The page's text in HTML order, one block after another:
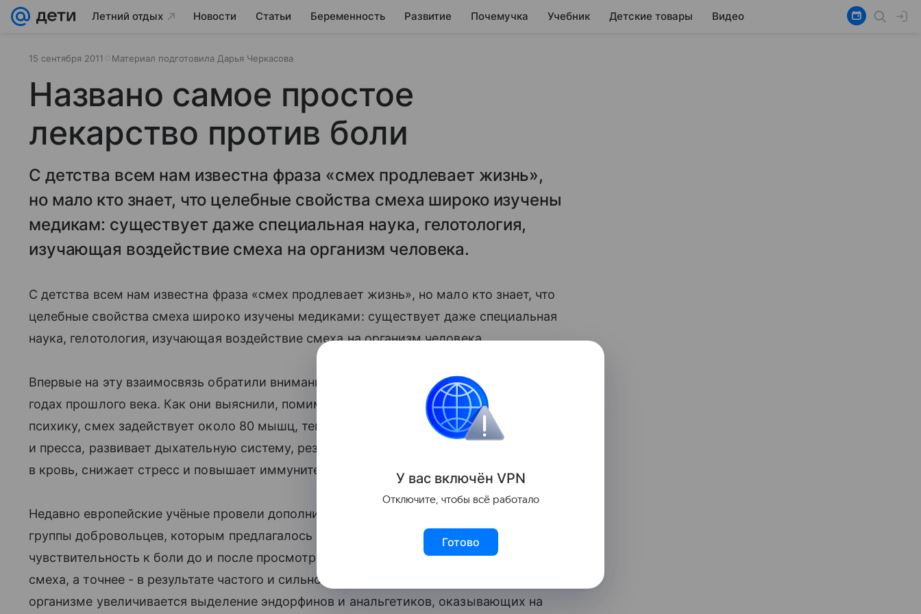
Летний отдых Новости Статьи Беременность Развитие Почемучка Учебник Детские товары Видео
15 сентября 2011 Материал подготовила Дарья Черкасова
Названо самое простое
лекарство против боли
С детства всем нам известна фраза «смех продлевает жизнь»,
но мало кто знает, что целебные свойства смеха широко изучены
медикам: существует даже специальная наука, гелотология,
изучающая воздействие смеха на организм человека.
С детства всем нам известна фраза «смех продлевает жизнь», но мало кто знает, что
целебные свойства смеха широко изучены медиками: существует даже специальная
наука, гелотология, изучающая воздействие смеха на организм человека.
Впервые на эту взаимосвязь обратили внимание американские учёные ещё в 70-х
годах прошлого века. Как они выяснили, помимо положительного воздействия на
психику, смех задействует около 80 мышц, тем самым укрепляя мышцы груди, плеч
и пресса, развивает дыхательную систему, резко увеличивая поступление кислорода
в кровь, снижает стресс и повышает иммунитет.
Недавно европейские учёные провели дополнительное исследование с участием
группы добровольцев, которым предлагалось выполнить некоторые тесты на
чувствительность к боли до и после просмотра комедий. Как оказалось, в процессе
смеха, а точнее - в результате частого и сильного выхода воздуха из лёгких, в
организме увеличивается выделение эндорфинов и анальгетиков, оказывающих на
У вас включён VPN
Отключите, чтобы всё работало
Готово